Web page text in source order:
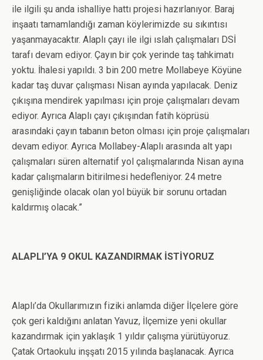
ile ilgili şu anda ishalliye hattı projesi hazırlanıyor. Baraj
inşaatı tamamlandığı zaman köylerimizde su sıkıntısı
yaşanmayacaktır. Alaplı çayı ile ilgi ıslah çalışmaları DSİ
tarafı devam ediyor. Çayın bir çok yerinde taş tahkimatı
yoktu. İhalesi yapıldı. 3 bin 200 metre Mollabeye Köyüne
kadar taş duvar çalışması Nisan ayında yapılacak. Deniz
çıkışına mendirek yapılması için proje çalışmaları devam
ediyor. Ayrıca Alaplı çayı çıkışından fatih köprüsü
arasındaki çayın tabanın beton olması için proje çalışmaları
devam ediyor. Ayrıca Mollabey-Alaplı arasında alt yapı
çalışmaları süren alternatif yol çalışmalarında Nisan ayına
kadar çalışmaların bitirilmesi hedefleniyor. 24 metre
genişliğinde olacak olan yol büyük bir sorunu ortadan
kaldırmış olacak.”
ALAPLI’YA 9 OKUL KAZANDIRMAK İSTİYORUZ
Alaplı’da Okullarımızın fiziki anlamda diğer İlçelere göre
çok geri kaldığını anlatan Yavuz, İlçemize yeni okullar
kazandırmak için yaklaşık 1 yıldır çalışma yürütüyoruz.
Çatak Ortaokulu inşşatı 2015 yılında başlanacak. Ayrıca